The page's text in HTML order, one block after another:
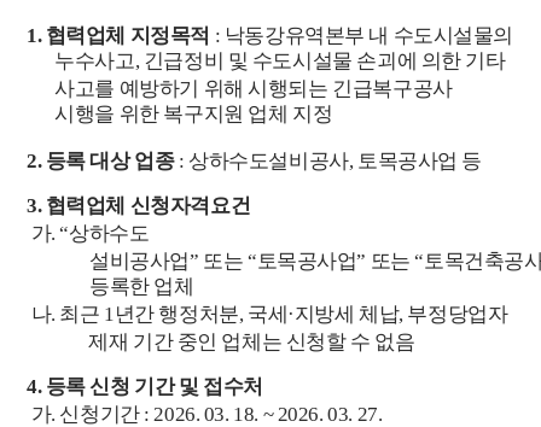
1. 협력업체 지정목적 : 낙동강유역본부 내 수도시설물의
누수사고, 긴급정비 및 수도시설물 손괴에 의한 기타
사고를 예방하기 위해 시행되는 긴급복구공사
시행을 위한 복구지원 업체 지정
2. 등록 대상 업종 : 상하수도설비공사, 토목공사업 등
3. 협력업체 신청자격요건
가.“상하수도
설비공사업” 또는 “토목공사업” 또는“토목건축공
등록한 업체
나. 최근 1년간 행정처분, 국세 ·지방세 체납, 부정당업자
제재 기간 중인 업체는 신청할 수 없음
4. 등록 신청 기간 및 접수처
가. 신청기간 : 2026. 03. 18. ~ 2026. 03. 27.